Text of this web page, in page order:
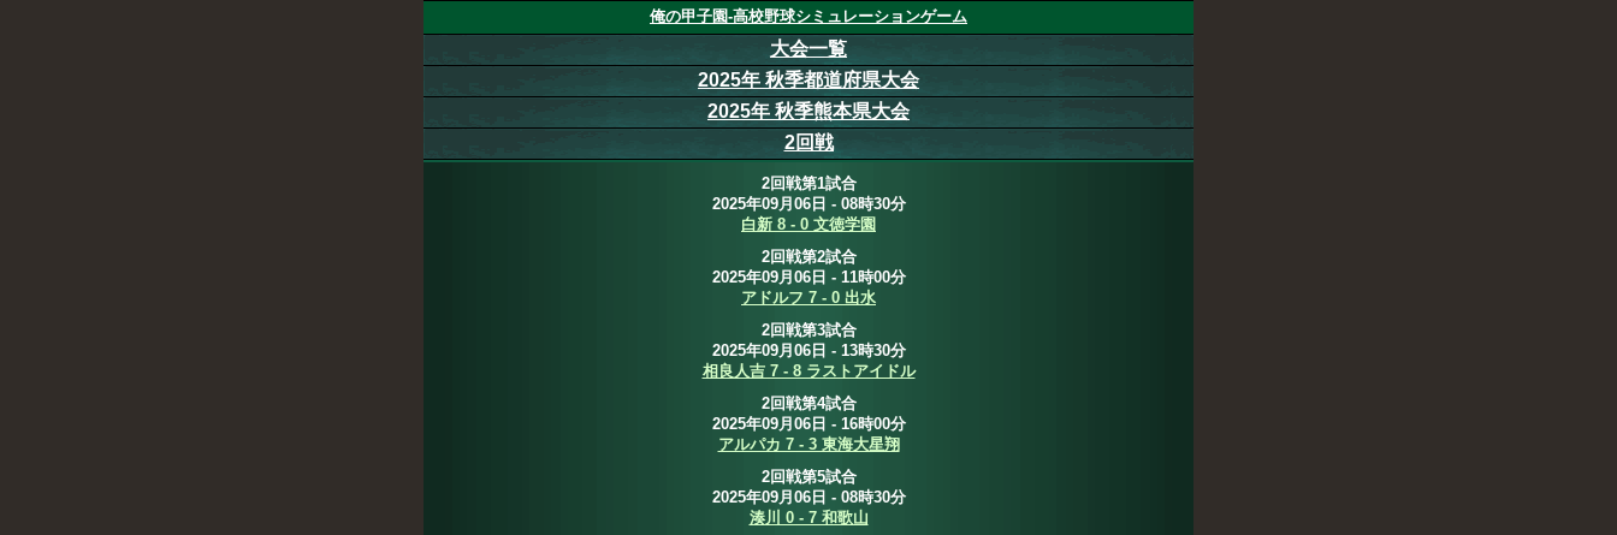
俺の甲子園-高校野球シミュレーションゲーム
大会一覧
2025年 秋季都道府県大会
2025年 秋季熊本県大会
2回戦
2回戦第1試合
2025年09月06日 - 08時30分
白新 8 - 0 文徳学園
2回戦第2試合
2025年09月06日 - 11時00分
アドルフ 7 - 0 出水
2回戦第3試合
2025年09月06日 - 13時30分
相良人吉 7 - 8 ラストアイドル
2回戦第4試合
2025年09月06日 - 16時00分
アルパカ 7 - 3 東海大星翔
2回戦第5試合
2025年09月06日 - 08時30分
湊川 0 - 7 和歌山